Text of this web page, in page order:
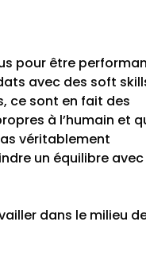
pour être
avec des soft
ce sont en fait des
à l’humain et
véritablement
un équilibre avec
dans le milieu